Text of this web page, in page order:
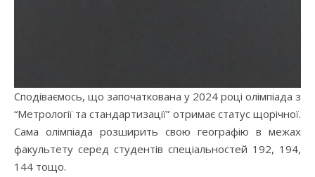
Сподіваємось, що започаткована у 2024 році олімпіада з
“Метрології та стандартизації” отримає статус щорічної.
Сама олімпіада розширить свою географію в межах
факультету серед студентів спеціальностей 192, 194,
144 тощо.